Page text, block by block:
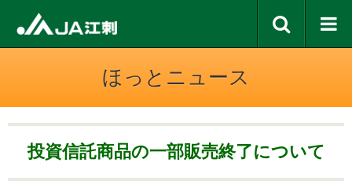
ほっとニュース
投資信託商品の⼀部販売終了について